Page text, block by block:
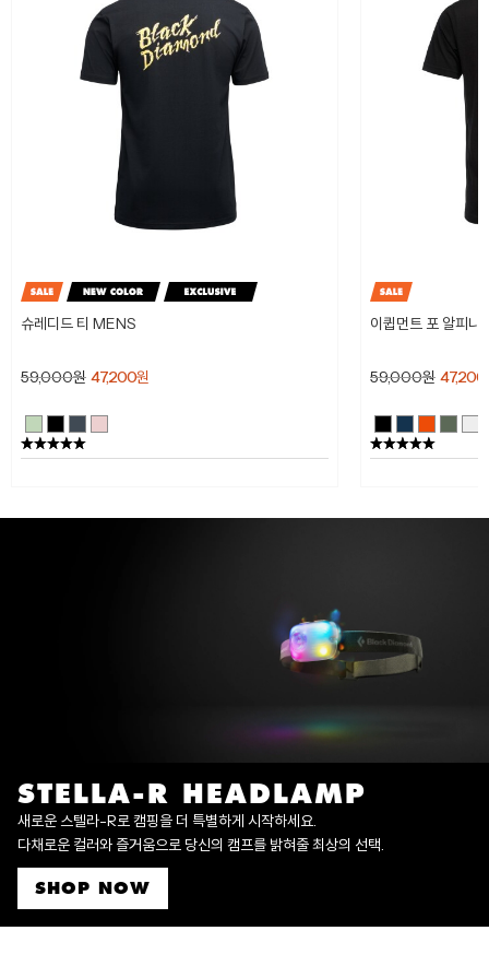
슈레디드 티 MENS
59,000원 47,200원
이큅먼트 포 알피
59,000원 47,200
STELLA-R HEADLAMP
새로운 스텔라-R로 캠핑을 더 특별하게 시작하세요.
다채로운 컬러와 즐거움으로 당신의 캠프를 밝혀줄 최상의 선택.
SHOP NOW